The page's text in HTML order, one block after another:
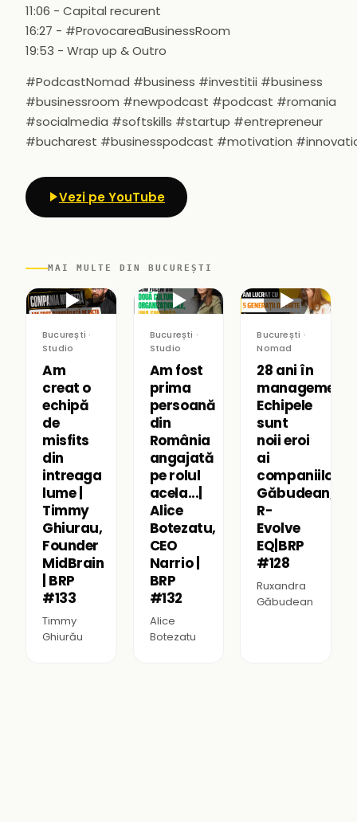
11:06 - Capital recurent
16:27 - #ProvocareaBusinessRoom
19:53 - Wrap up & Outro
#PodcastNomad #business #investitii #business
#businessroom #newpodcast #podcast #romania
#socialmedia #softskills #startup #entrepreneur
#bucharest #businesspodcast #motivation
Vezi pe YouTube
MAI MULTE DIN BUCUREȘTI
▶
București ·
Studio
Am
creat o
echipă
de
misfits
din
intreaga
lume |
Timmy
Ghiurau,
Founder
MidBrain
| BRP
#133
Timmy
Ghiurău
▶
București ·
Studio
Am fost
prima
persoană
din
România
angajată
pe rolul
acela...|
Alice
Botezatu,
CEO
Narrio |
BRP
#132
Alice
Botezatu
▶
București ·
Nomad
28 ani în
management:
Echipele
sunt
noii eroi
ai
Găbudean,
R-
Evolve
EQ|BRP
#128
Ruxandra
Găbudean